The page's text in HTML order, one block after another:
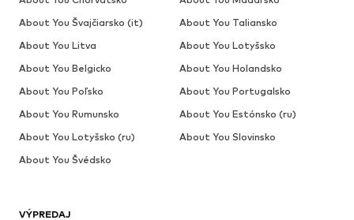
VÝPREDAJ
About You Švajčiarsko (it)
About You Taliansko
About You Litva
About You Lotyšsko
About You Belgicko
About You Holandsko
About You Poľsko
About You Portugalsko
About You Rumunsko
About You Estónsko (ru)
About You Lotyšsko (ru)
About You Slovinsko
About You Švédsko